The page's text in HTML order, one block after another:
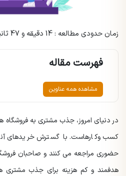
زمان حدودی مطالعه : 14 دقیقه و 47 ثانیه
فهرست مقاله
مشاهده همه عناوین
در دنیای امروز، جذب مشتری به
کسب وکارهاست. با گسترش خریدهای
حضوری مراجعه می کنند و صاحبان
هدفمند و کم هزینه برای جذب مشتری